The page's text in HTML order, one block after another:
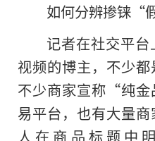
如何分辨掺铼“
记者在社交平
视频的博主，不少
不少商家宣称“纯
易平台，也有大量
人在商品标题中